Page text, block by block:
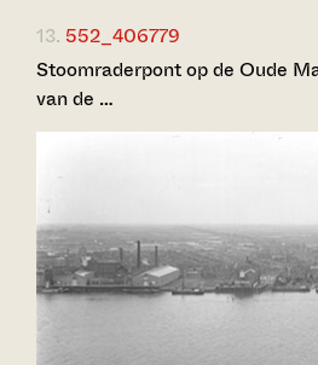
13. 552_406779
Stoomraderpont op de Oude
van de …